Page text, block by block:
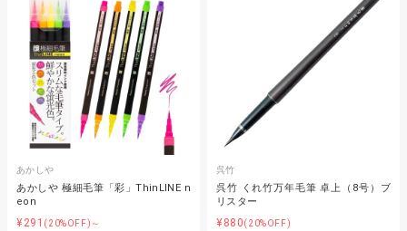
あかしや
あかしや 極細毛筆「彩」ThinLINE n
eon
¥291 (20%OFF)～
呉竹
呉竹 くれ竹万年毛筆 卓上（8号）ブ
リスター
¥880(20%OFF)